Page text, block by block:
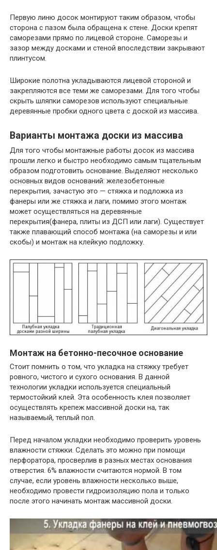
Первую линю досок монтируют таким образом, чтобы
сторона с пазом была обращена к стене. Доски крепят
саморезами прямо по лицевой стороне. Саморезы и
зазор между досками и стеной впоследствии закрывают
плинтусом.
Широкие полотна укладываются лицевой стороной и
закрепляются все теми же саморезами. Для того чтобы
скрыть шляпки саморезов используют специальные
деревянные пробки одного цвета с доской из массива.
Варианты монтажа доски из массива
Для того чтобы монтажные работы досок из массива
прошли легко и быстро необходимо самым тщательным
образом подготовить основание. Выделяют несколько
основных видов оснований: железобетонные
перекрытия, зачастую это — стяжка и подложка из
фанеры или же стяжка и лаги, помимо этого монтаж
может осуществляться на деревянные
перекрытия(фанера, плиты из ДСП или лаги). Существует
также плавающий способ монтажа (на саморезы и или
скобы) и монтаж на клейкую подложку.
Монтаж на бетонно-песочное основание
Стоит помнить о том, что укладка на стяжку требует
ровного, чистого и сухого основания. В данной
технологии укладки используется специальный
термостойкий клей. Эта особенность клея позволяет
осуществлять крепеж массивной доски на, так
называемый, теплый пол.
Перед началом укладки необходимо проверить уровень
влажности стяжки. Сделать это можно при помощи
перфоратора, просверлив в разных местах основания
отверстия. 6% влажности считаются нормой. В том
случае, если уровень влажности несколько выше,
необходимо провести гидроизоляцию пола и только
после этого начинать монтаж массивной доски.